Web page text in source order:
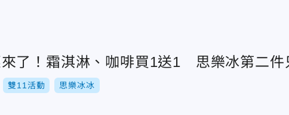
了！霜淇淋、咖啡買1送1 思樂冰第二件
雙11活動 思樂冰冰